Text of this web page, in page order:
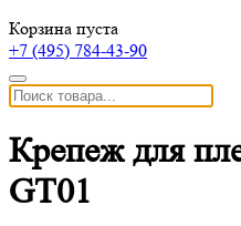
Корзина пуста
+7 (495) 784-43-90
Крепеж для
GT01